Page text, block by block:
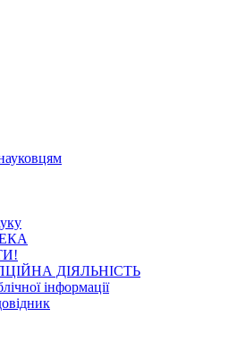
ДІЯЛЬНІСТЬ
інформації